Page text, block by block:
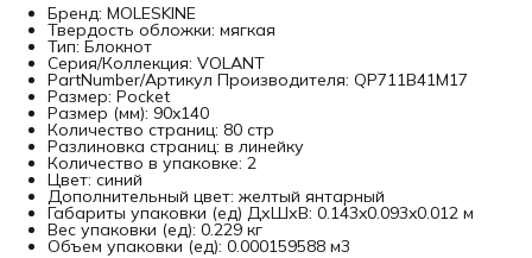
Бренд: MOLESKINE
Твердость обложки: мягкая
Тип: Блокнот
Серия/Коллекция: VOLANT
PartNumber/Артикул Производителя: QP711B41M17
Размер: Pocket
Размер (мм): 90x140
Количество страниц: 80 стр
Разлиновка страниц: в линейку
Количество в упаковке: 2
Цвет: синий
Дополнительный цвет: желтый янтарный
Габариты упаковки (ед) ДхШхВ: 0.143x0.093x0.012 м
Вес упаковки (ед): 0.229 кг
Объем упаковки (ед): 0.000159588 м3